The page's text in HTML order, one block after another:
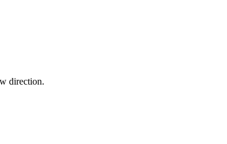
direction.